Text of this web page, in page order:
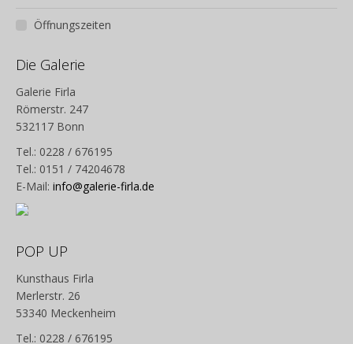
Öffnungszeiten
Die Galerie
Galerie Firla
Römerstr. 247
532117 Bonn
Tel.: 0228 / 676195
Tel.: 0151 / 74204678
E-Mail: info@galerie-firla.de
POP UP
Kunsthaus Firla
Merlerstr. 26
53340 Meckenheim
Tel.: 0228 / 676195